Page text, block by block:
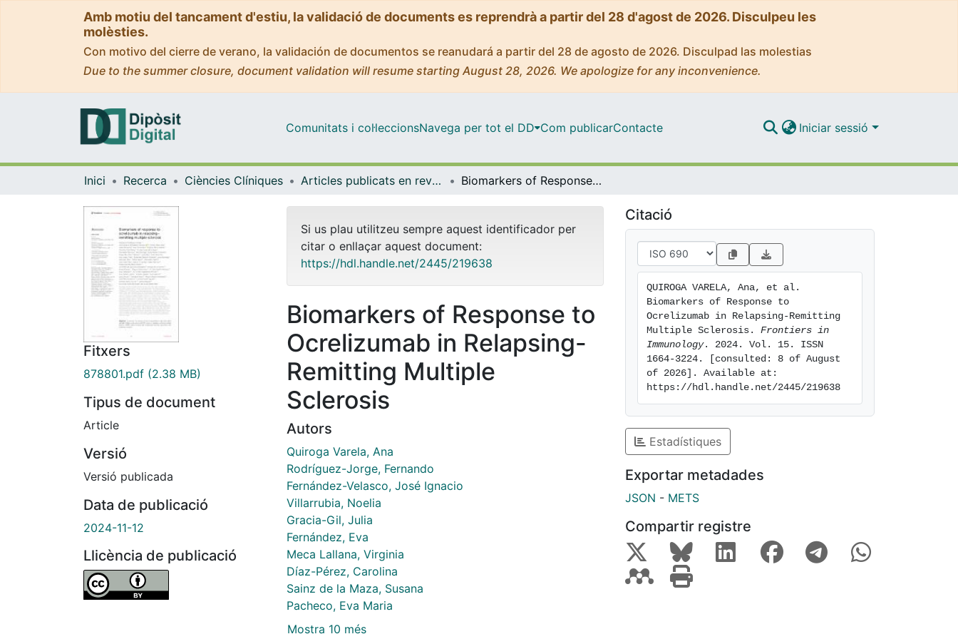
Amb motiu del tancament d'estiu, la validació de documents es reprendrà a partir del 28 d'agost de 2026. Disculpeu les
molèsties.
Con motivo del cierre de verano, la validación de documentos se reanudará a partir del 28 de agosto de 2026. Disculpad las molestias
Due to the summer closure, document validation will resume starting August 28, 2026. We apologize for any inconvenience.
Comunitats i col·leccionsNavega per tot el DD Com publicarContacte Iniciar sessió
Inici Recerca Ciències Clíniques Articles publicats en revistes (Ciències Clíniques) Biomarkers of Response to Ocrelizumab in Relapsing-Remitting Multiple Sclerosis
Fitxers
878801.pdf (2.38 MB)
Tipus de document
Article
Versió
Versió publicada
Data de publicació
2024-11-12
Llicència de publicació
Si us plau utilitzeu sempre aquest identificador per
citar o enllaçar aquest document:
https://hdl.handle.net/2445/219638
Biomarkers of Response to
Ocrelizumab in Relapsing-
Remitting Multiple
Sclerosis
Autors
Quiroga Varela, Ana
Rodríguez-Jorge, Fernando
Fernández-Velasco, José Ignacio
Villarrubia, Noelia
Gracia-Gil, Julia
Fernández, Eva
Meca Lallana, Virginia
Díaz-Pérez, Carolina
Sainz de la Maza, Susana
Pacheco, Eva Maria
Mostra 10 més
Citació
QUIROGA VARELA, Ana, et al.
Biomarkers of Response to
Ocrelizumab in Relapsing-Remitting
Multiple Sclerosis. Frontiers in
Immunology. 2024. Vol. 15. ISSN
1664-3224. [consulted: 8 of August
of 2026]. Available at:
https://hdl.handle.net/2445/219638
Estadístiques
Exportar metadades
JSON - METS
Compartir registre